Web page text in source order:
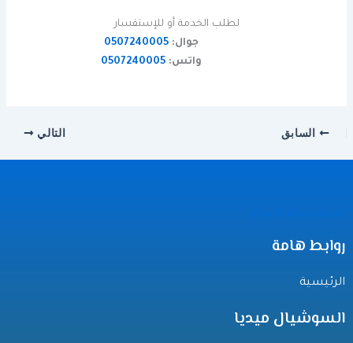
لطلب الخدمة أو للإستفسار
جوال: 0507240005
واتس: 0507240005
السابق التالي
روابط هامة
الرئيسية
السوشيال ميديا